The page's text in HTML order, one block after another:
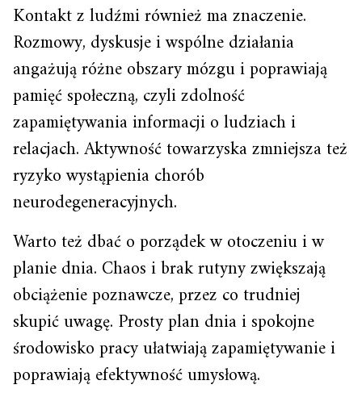
Kontakt z ludźmi również ma znaczenie.
Rozmowy, dyskusje i wspólne działania
angażują różne obszary mózgu i poprawiają
pamięć społeczną, czyli zdolność
zapamiętywania informacji o ludziach i
relacjach. Aktywność towarzyska zmniejsza też
ryzyko wystąpienia chorób
neurodegeneracyjnych.
Warto też dbać o porządek w otoczeniu i w
planie dnia. Chaos i brak rutyny zwiększają
obciążenie poznawcze, przez co trudniej
skupić uwagę. Prosty plan dnia i spokojne
środowisko pracy ułatwiają zapamiętywanie i
poprawiają efektywność umysłową.